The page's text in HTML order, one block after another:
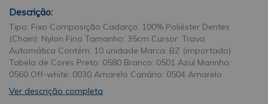
Descrição:
Tipo: Fixo Composição Cadarço: 100% Poliéster Dentes
(Chain): Nylon Fino Tamanho: 35cm Cursor: Trava
Automática Contém: 10 unidade Marca: BZ (importado)
Tabela de Cores Preto: 0580 Branco: 0501 Azul Marinho:
0560 Off-white: 0030 Amarelo Canário: 0504 Amarelo
Cítrico/Fluorescente: 0804 Amarelo Gema/Ouro: 0506 Azul
Bic: 0918 Azul Noite: 0169 Azul Royal: 0220 Cinza Chumbo:
Ver descrição completa